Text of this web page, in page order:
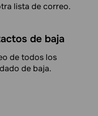
lista de correo.
de baja
de todos los
de baja.